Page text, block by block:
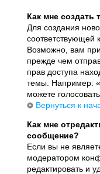
Как мне создать
Для создания
соответствующей
Возможно, вам
прежде чем
прав доступа
темы. Например:
можете
Вернуться к
Как мне
сообщение?
Если вы не
модератором
редактировать и